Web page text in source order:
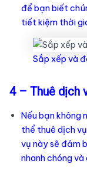
để bạn biết
tiết kiệm thời
Sắp xếp và
4 – Thuê dịch
Nếu bạn không
thể thuê dịch
vụ này sẽ đảm
nhanh chóng và